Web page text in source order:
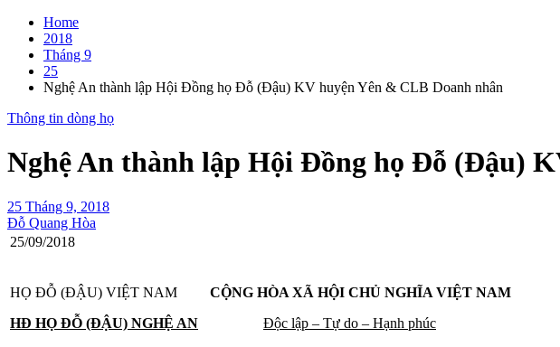
Home
2018
Tháng 9
25
Nghệ An thành lập Hội Đồng họ Đỗ (Đậu) KV huyện Yên & CLB Doanh nhân
Thông tin dòng họ
Nghệ An thành lập Hội Đồng họ Đỗ (Đậu)
25 Tháng 9, 2018
Đỗ Quang Hòa
25/09/2018
HỌ ĐỖ (ĐẬU) VIỆT NAM CỘNG HÒA XÃ HỘI CHỦ NGHĨA VIỆT NAM
HĐ HỌ ĐỖ (ĐẬU) NGHỆ AN
Độc lập – Tự do – Hạnh phúc